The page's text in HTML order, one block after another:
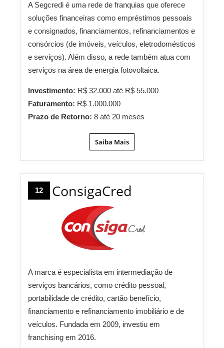
A Segcredi é uma rede de franquias que oferece
soluções financeiras como empréstimos pessoais
e consignados, financiamentos, refinanciamentos e
consórcios (de imóveis, veículos, eletrodomésticos
e serviços). Além disso, a rede também atua com
serviços na área de energia fotovoltaica.
Investimento: R$ 32.000 até R$ 55.000
Faturamento: R$ 1.000.000
Prazo de Retorno: 8 até 20 meses
Saiba Mais
12 ConsigaCred
A marca é especialista em intermediação de
serviços bancários, como crédito pessoal,
portabilidade de crédito, cartão benefício,
financiamento e refinanciamento imobiliário e de
veículos. Fundada em 2009, investiu em
franchising em 2016.